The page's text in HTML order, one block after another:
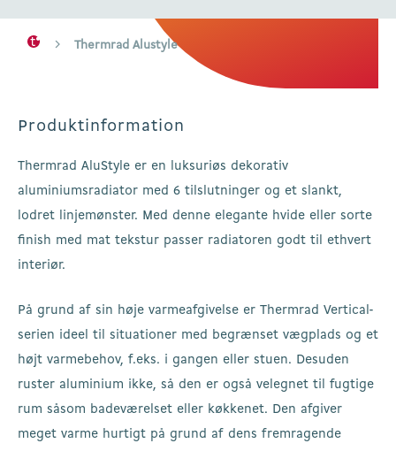
Thermrad Alustyle
Produktinformation
Thermrad AluStyle er en luksuriøs dekorativ
aluminiumsradiator med 6 tilslutninger og et slankt,
lodret linjemønster. Med denne elegante hvide eller sorte
finish med mat tekstur passer radiatoren godt til ethvert
interiør.
På grund af sin høje varmeafgivelse er Thermrad Vertical-
serien ideel til situationer med begrænset vægplads og et
højt varmebehov, f.eks. i gangen eller stuen. Desuden
ruster aluminium ikke, så den er også velegnet til fugtige
rum såsom badeværelset eller køkkenet. Den afgiver
meget varme hurtigt på grund af dens fremragende